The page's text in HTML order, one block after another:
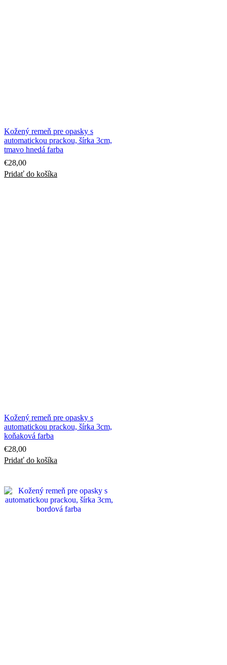
Kožený remeň pre opasky s
automatickou prackou, šírka 3cm,
tmavo hnedá farba
€28,00
Pridať do košíka
Kožený remeň pre opasky s
automatickou prackou, šírka 3cm,
koňaková farba
€28,00
Pridať do košíka